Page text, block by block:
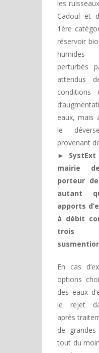
les
Cadoul et
1ère
réservoir
perturbés
attendus
conditions
eaux, mais
le
provenant
► SystExt
mairie
porteur
autant
apports
à débit
trois
En cas
options
des eaux
le rejet
après
de
tout du